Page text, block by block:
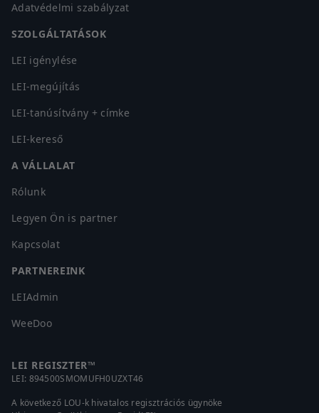
Adatvédelmi szabályzat
SZOLGÁLTATÁSOK
LEI igénylése
LEI-megújítás
LEI-tanúsítvány + címke
LEI-kereső
A VÁLLALAT
Rólunk
Legyen Ön is partner
Kapcsolat
PARTNEREINK
LEIAdmin
WeeDoo
LEI REGISZTER™
LEI: 894500SMOMUFH0UZXT46
A következő LOU-k hivatalos regisztrációs ügynöke